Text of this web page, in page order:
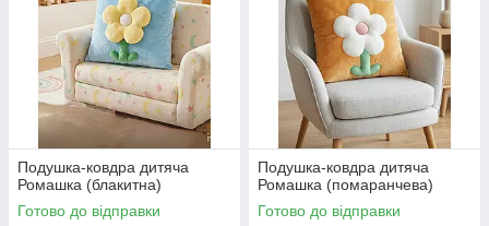
Подушка-ковдра дитяча
Ромашка (блакитна)
Готово до відправки
Подушка-ковдра дитяча
Ромашка (помаранчева)
Готово до відправки